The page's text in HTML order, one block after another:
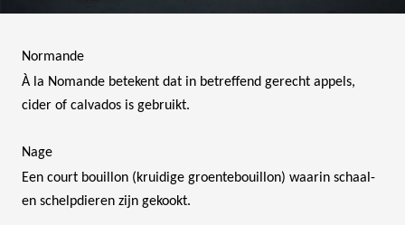
Normande
À la Nomande betekent dat in betreffend gerecht appels,
cider of calvados is gebruikt.
Nage
Een court bouillon (kruidige groentebouillon) waarin schaal-
en schelpdieren zijn gekookt.